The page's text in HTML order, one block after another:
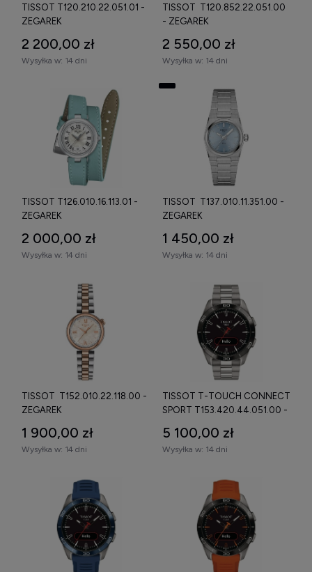
TISSOT T120.210.22.051.01 -
ZEGAREK
2 200,00 zł
Wysyłka w: 14 dni
TISSOT T120.852.22.051.00
- ZEGAREK
2 550,00 zł
Wysyłka w: 14 dni
TISSOT T126.010.16.113.01 -
ZEGAREK
2 000,00 zł
Wysyłka w: 14 dni
TISSOT T137.010.11.351.00 -
ZEGAREK
1 450,00 zł
Wysyłka w: 14 dni
TISSOT T152.010.22.118.00 -
ZEGAREK
1 900,00 zł
Wysyłka w: 14 dni
TISSOT T-TOUCH CONNECT
SPORT T153.420.44.051.00 -
5 100,00 zł
Wysyłka w: 14 dni